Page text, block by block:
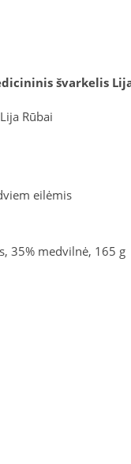
švarkelis Lija
Lija Rūbai
eilėmis
35% medvilnė, 165 g